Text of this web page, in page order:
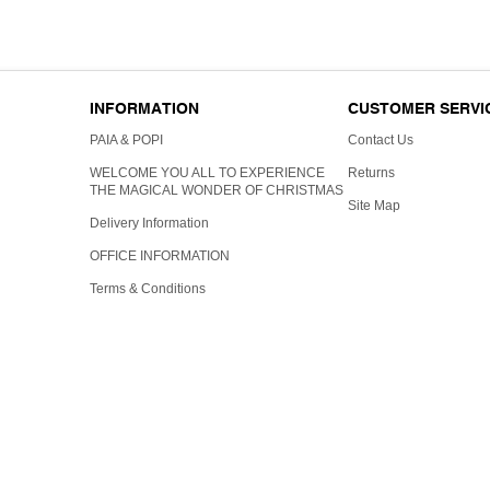
INFORMATION
PAIA & POPI
WELCOME YOU ALL TO EXPERIENCE
THE MAGICAL WONDER OF CHRISTMAS
Delivery Information
OFFICE INFORMATION
Terms & Conditions
CUSTOMER
Contact Us
Returns
Site Map